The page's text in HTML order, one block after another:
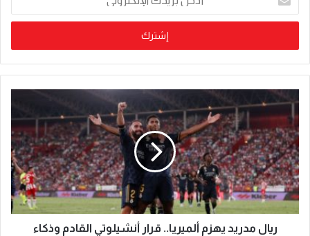
ريال مدريد يهزم ألميريا.. قرار أنشيلوتي القادم وذكاء